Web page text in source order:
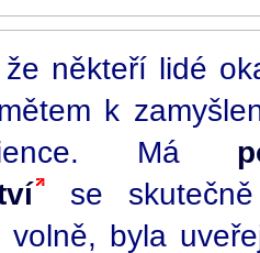
někteří lidé
k
Má
se
volně, byla